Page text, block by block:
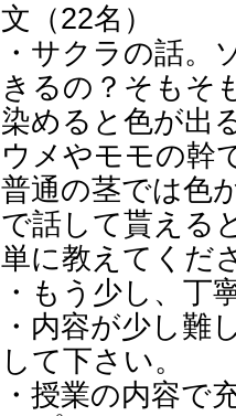
文（22名）
・サクラの話。
きるの？そもそ
染めると色が出
ウメやモモの幹
普通の茎では色
で話して貰える
単に教えてくだ
・もう少し、丁
・内容が少し難
して下さい。
・授業の内容で